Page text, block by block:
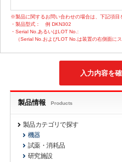
※製品に関するお問い合わせの場合は、下記項目
・製品型式：
例 DKN302
・Serial No.あるいはLOT No.:
（Serial No.およびLOT No.は装置の右側面に
製品情報 Products
製品カテゴリで探す
機器
試薬・消耗品
研究施設